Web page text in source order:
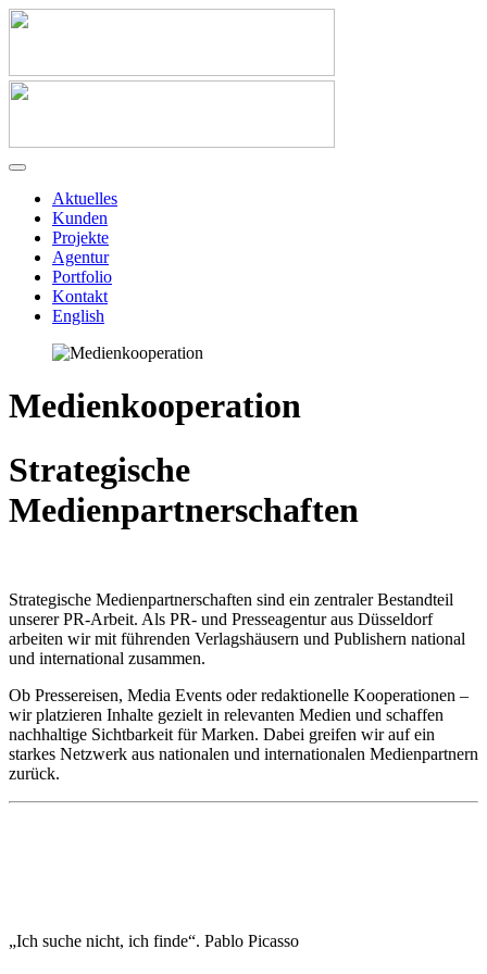
Aktuelles
Kunden
Projekte
Agentur
Portfolio
Kontakt
English
Medienkooperation
Strategische
Medienpartnerschaften
Strategische Medienpartnerschaften sind ein zentraler Bestandteil
unserer PR-Arbeit. Als PR- und Presseagentur aus Düsseldorf
arbeiten wir mit führenden Verlagshäusern und Publishern national
und international zusammen.
Ob Pressereisen, Media Events oder redaktionelle Kooperationen –
wir platzieren Inhalte gezielt in relevanten Medien und schaffen
nachhaltige Sichtbarkeit für Marken. Dabei greifen wir auf ein
starkes Netzwerk aus nationalen und internationalen Medienpartnern
zurück.
„Ich suche nicht, ich finde“. Pablo Picasso